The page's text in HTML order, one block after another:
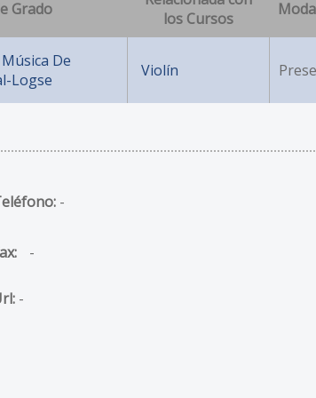
Grado
los Cursos
De
Logse
Violín
-
-
-